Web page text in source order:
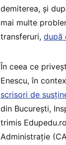
demiterea, și
mai multe
transferuri, după
În ceea ce
Enescu, în
scrisori de
din București,
trimis
Administrație